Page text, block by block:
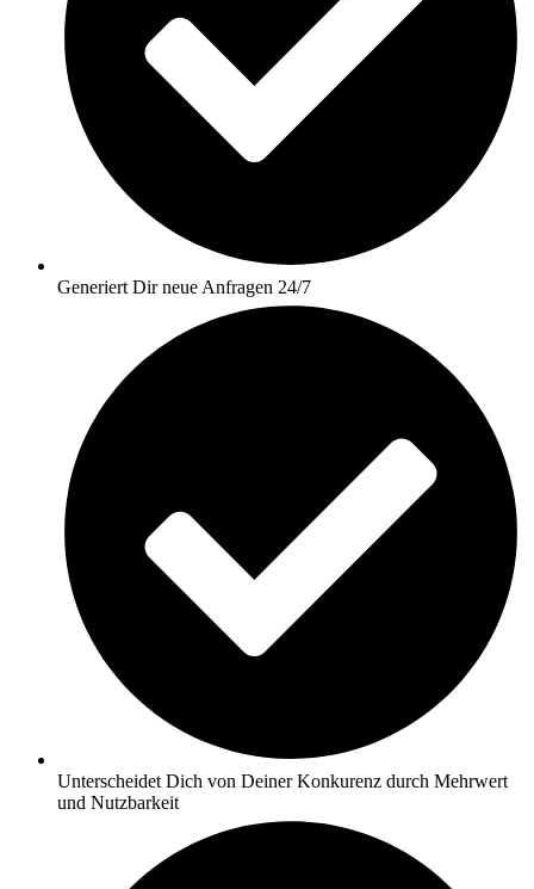
Generiert Dir neue Anfragen 24/7
Unterscheidet Dich von Deiner Konkurenz durch Mehrwert
und Nutzbarkeit